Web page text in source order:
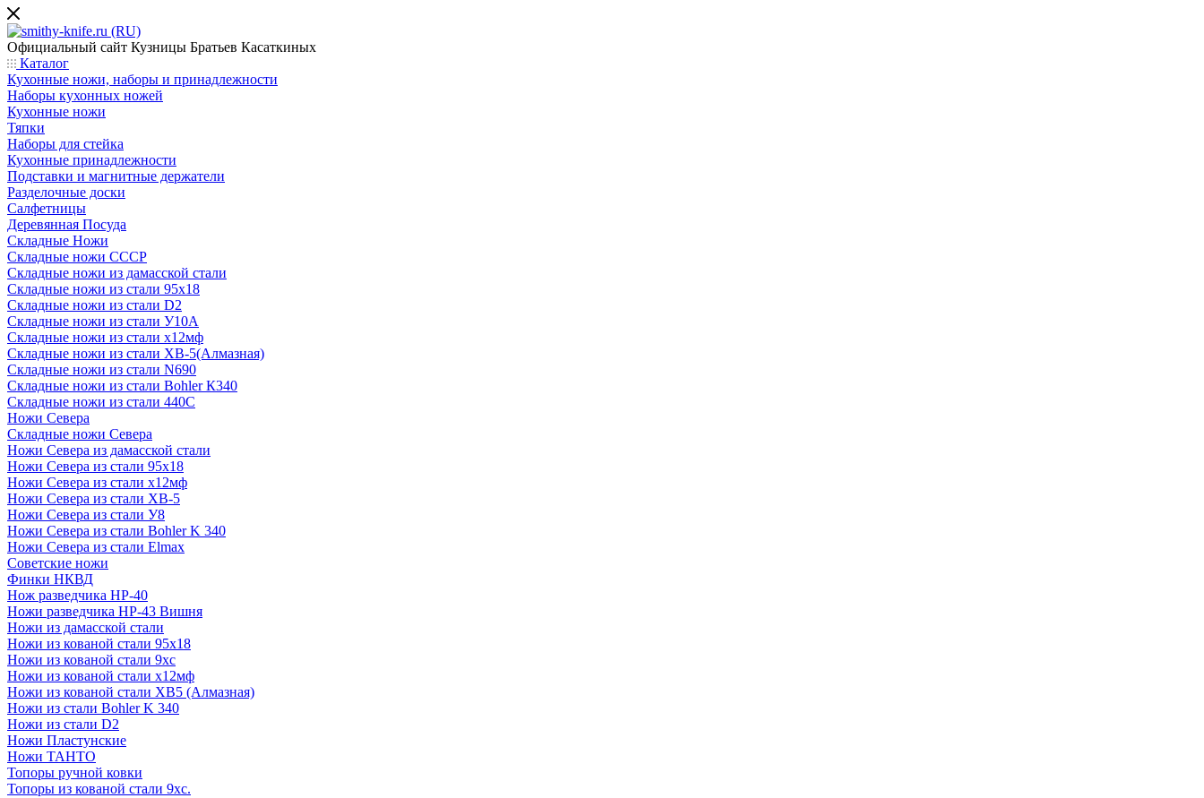
Официальный сайт Кузницы Братьев Касаткиных
Каталог
Кухонные ножи, наборы и принадлежности
Наборы кухонных ножей
Кухонные ножи
Тяпки
Наборы для стейка
Кухонные принадлежности
Подставки и магнитные держатели
Разделочные доски
Салфетницы
Деревянная Посуда
Складные Ножи
Cкладные ножи СССР
Складные ножи из дамасской стали
Складные ножи из стали 95х18
Складные ножи из стали D2
Складные ножи из стали У10А
Складные ножи из стали х12мф
Складные ножи из стали ХВ-5(Алмазная)
Складные ножи из стали N690
Складные ножи из стали Bohler К340
Складные ножи из стали 440С
Ножи Севера
Складные ножи Севера
Ножи Севера из дамасской стали
Ножи Севера из стали 95х18
Ножи Севера из стали х12мф
Ножи Севера из стали ХВ-5
Ножи Севера из стали У8
Ножи Севера из стали Bohler K 340
Ножи Севера из стали Elmax
Советские ножи
Финки НКВД
Нож разведчика НР-40
Ножи разведчика НР-43 Вишня
Ножи из дамасской стали
Ножи из кованой стали 95х18
Ножи из кованой стали 9хс
Ножи из кованой стали х12мф
Ножи из кованой стали ХВ5 (Алмазная)
Ножи из стали Bohler K 340
Ножи из стали D2
Ножи Пластунские
Ножи ТАНТО
Топоры ручной ковки
Топоры из кованой стали 9хс.